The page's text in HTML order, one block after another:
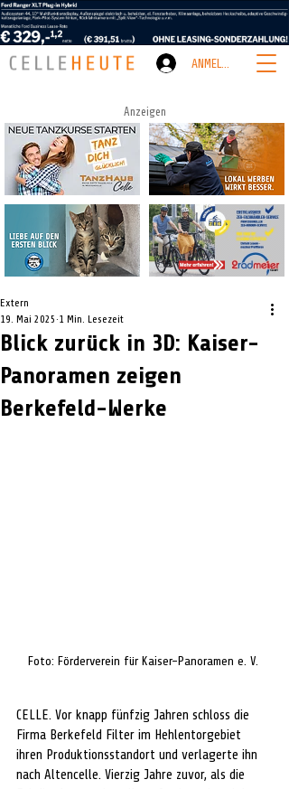
ANMELDEN
Anzeigen
Blick zurück in 3D: Kaiser-
Panoramen zeigen
Berkefeld-Werke
Extern
19. Mai 2025 1 Min. Lesezeit
Foto: Förderverein für Kaiser-Panoramen e. V.
CELLE. Vor knapp fünfzig Jahren schloss die
Firma Berkefeld Filter im Hehlentorgebiet
ihren Produktionsstandort und verlagerte ihn
nach Altencelle. Vierzig Jahre zuvor, als die